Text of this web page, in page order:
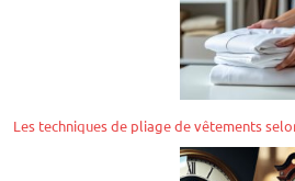
Les techniques de pliage de vêtements